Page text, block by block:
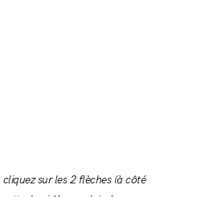
sur les 2 flèches (à côté